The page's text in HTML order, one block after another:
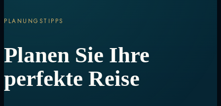
PLANUNGSTIPPS
Planen Sie Ihre
perfekte Reise